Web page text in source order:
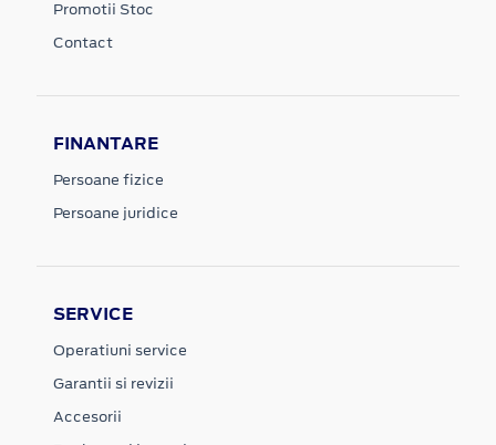
Promotii Stoc
Contact
FINANTARE
Persoane fizice
Persoane juridice
SERVICE
Operatiuni service
Garantii si revizii
Accesorii